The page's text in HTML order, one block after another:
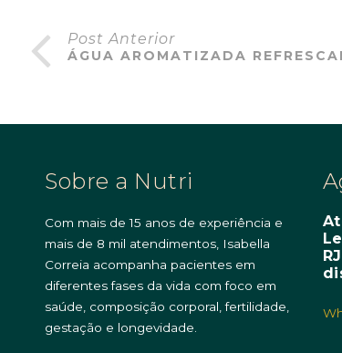
Post Anterior
ÁGUA AROMATIZADA
Sobre a Nutri
Com mais de 15 anos de experiência e
mais de 8 mil atendimentos, Isabella
Correia acompanha pacientes em
diferentes fases da vida com foco em
saúde, composição corporal, fertilidade,
gestação e longevidade.